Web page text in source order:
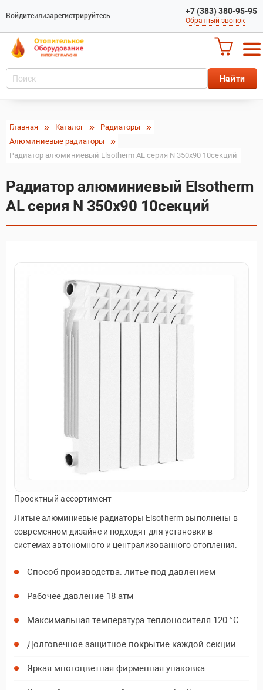
Войдитеилизарегистрируйтесь +7 (383) 380-95-95
Обратный звонок
Главная Каталог
Радиаторы
Алюминиевые радиаторы
Радиатор алюминиевый Elsotherm AL серия N 350х90 10секций
Радиатор алюминиевый Elsotherm
AL серия N 350х90 10секций
Проектный ассортимент
Литые алюминиевые радиаторы Elsotherm выполнены в
современном дизайне и подходят для установки в
системах автономного и централизованного отопления.
Способ производства: литье под давлением
Рабочее давление 18 атм
Максимальная температура теплоносителя 120 °C
Долговечное защитное покрытие каждой секции
Яркая многоцветная фирменная упаковка